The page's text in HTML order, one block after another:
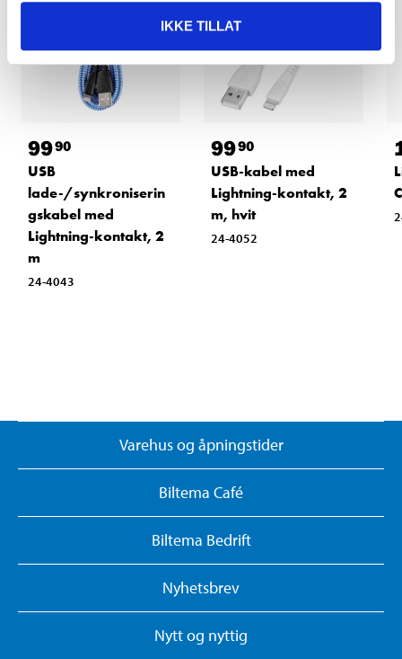
IKKE TILLAT
9990
USB
lade-/synkroniserin
gskabel med
Lightning-kontakt, 2
m
24-4043
9990
USB-kabel med
Lightning-kontakt, 2
m, hvit
24-4052
Varehus og åpningstider
Biltema Café
Biltema Bedrift
Nyhetsbrev
Nytt og nyttig